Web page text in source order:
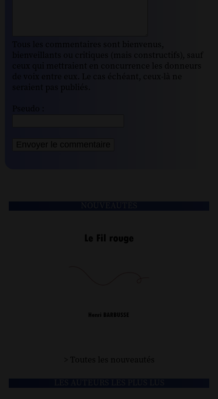
Tous les commentaires sont bienvenus,
bienveillants ou critiques (mais constructifs), sauf
ceux qui mettraient en concurrence les donneurs
de voix entre eux. Le cas échéant, ceux-là ne
seraient pas publiés.
Pseudo :
> Toutes les nouveautés